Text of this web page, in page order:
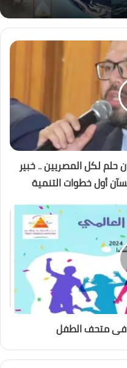
حلم لكل المصريين .. خبير
أول خطوات التنمية
فى متحف الطفل